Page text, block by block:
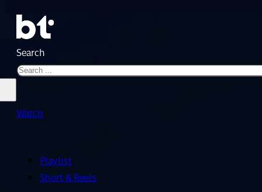
Search
Watch
Playlist
Short & Reels